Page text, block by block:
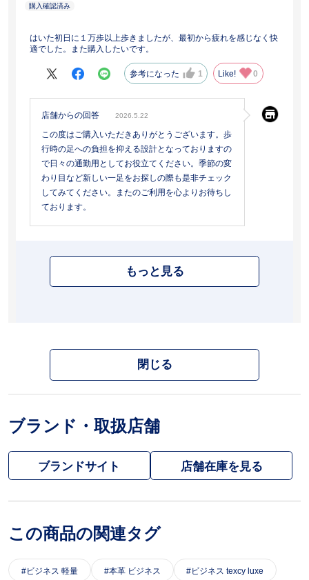
はいた初日に１万歩以上歩きましたが、最初から疲れを感じなく快
適でした。また購入したいです。
参考になった 1 Like! 0
店舗からの回答 2026.5.22
この度はご購入いただきありがとうございます。歩
行時の足への負担を抑える設計となっておりますの
で日々の通勤用としてお役立てください。季節の変
わり目など新しい一足をお探しの際も是非チェック
してみてください。またのご利用を心よりお待ちし
ております。
もっと見る
閉じる
ブランド・取扱店舗
ブランドサイト
この商品の関連タグ
ビジネス 軽量 本革 ビジネス ビジネス texcy luxe